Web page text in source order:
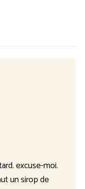
excuse-moi.
un sirop de